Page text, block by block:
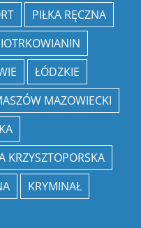
PIŁKA RĘCZNA
ŁÓDZKIE
MAZOWIECKI
KRZYSZTOPORSKA
KRYMINAŁ